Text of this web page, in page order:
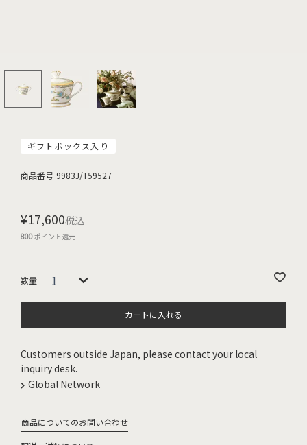
ギフトボックス入り
商品番号 9983J/T59527
¥17,600税込
800ポイント還元
カートに入れる
Customers outside Japan, please contact your local
inquiry desk.
Global Network
商品についてのお問い合わせ